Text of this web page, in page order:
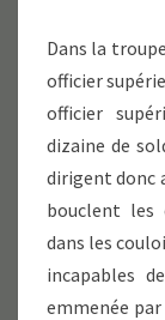
Dans la
officier
officier
dizaine de
dirigent donc
bouclent les
dans les
incapables
emmenée